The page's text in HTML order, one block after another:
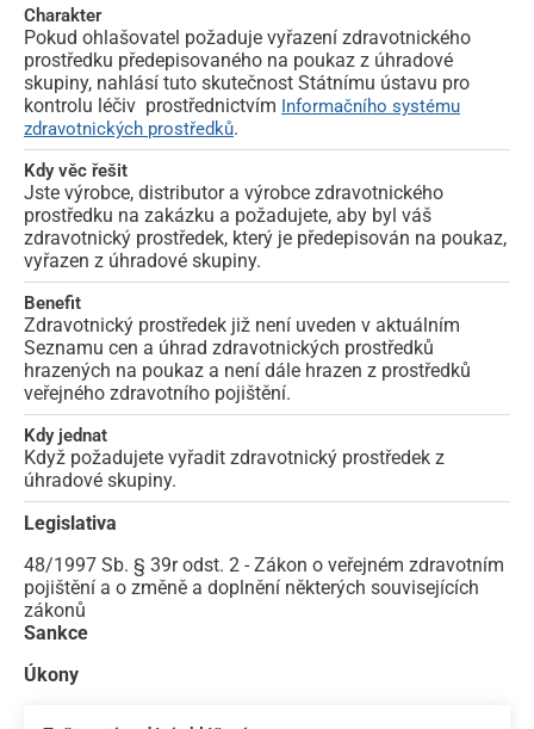
Charakter
Pokud ohlašovatel požaduje vyřazení zdravotnického
prostředku předepisovaného na poukaz z úhradové
skupiny, nahlásí tuto skutečnost Státnímu ústavu pro
kontrolu léčiv prostřednictvím Informačního systému
zdravotnických prostředků.
Kdy věc řešit
Jste výrobce, distributor a výrobce zdravotnického
prostředku na zakázku a požadujete, aby byl váš
zdravotnický prostředek, který je předepisován na poukaz,
vyřazen z úhradové skupiny.
Benefit
Zdravotnický prostředek již není uveden v aktuálním
Seznamu cen a úhrad zdravotnických prostředků
hrazených na poukaz a není dále hrazen z prostředků
veřejného zdravotního pojištění.
Kdy jednat
Když požadujete vyřadit zdravotnický prostředek z
úhradové skupiny.
Legislativa
48/1997 Sb. § 39r odst. 2 - Zákon o veřejném zdravotním
pojištění a o změně a doplnění některých souvisejících
zákonů
Sankce
Úkony